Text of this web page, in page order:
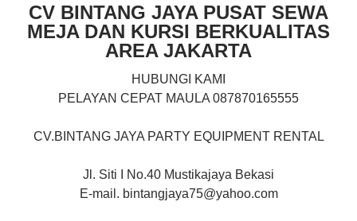
CV BINTANG JAYA PUSAT SEWA
MEJA DAN KURSI BERKUALITAS
AREA JAKARTA
HUBUNGI KAMI
PELAYAN CEPAT MAULA 087870165555
CV.BINTANG JAYA PARTY EQUIPMENT RENTAL
Jl. Siti I No.40 Mustikajaya Bekasi
E-mail. bintangjaya75@yahoo.com